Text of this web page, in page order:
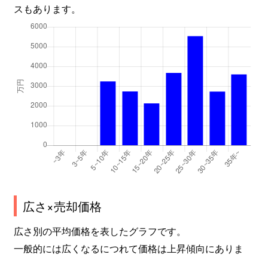
スもあります。
広さ×売却価格
広さ別の平均価格を表したグラフです。
一般的には広くなるにつれて価格は上昇傾向にありま